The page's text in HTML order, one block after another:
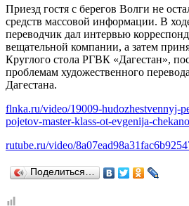
Приезд гостя с берегов Волги не
средств массовой информации. В
переводчик дал интервью
вещательной компании, а затем
Круглого стола РГВК «Дагестан»,
проблемам художественного
Дагестана.
flnka.ru/video/19009-hudozhestvennyj-
pojetov-master-klass-ot-evgenija-
rutube.ru/video/
Поделиться…